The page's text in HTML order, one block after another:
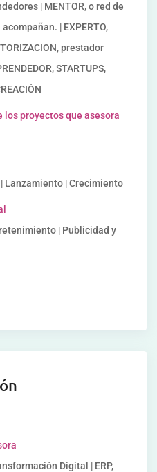
| MENTOR, o red de
| EXPERTO,
prestador
STARTUPS,
los proyectos que asesora
Lanzamiento | Crecimiento
| Publicidad y
Digital | ERP,